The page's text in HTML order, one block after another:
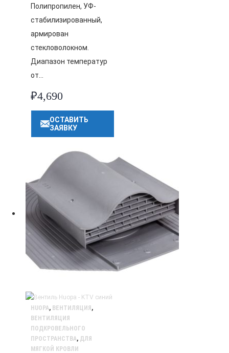
Полипропилен, УФ-
стабилизированный,
армирован
стекловолокном.
Диапазон температур
от…
₽4,690
ОСТАВИТЬ
ЗАЯВКУ
HUOPA, ВЕНТИЛЯЦИЯ,
ВЕНТИЛЯЦИЯ
ПОДКРОВЕЛЬНОГО
ПРОСТРАНСТВА, ДЛЯ
МЯГКОЙ КРОВЛИ